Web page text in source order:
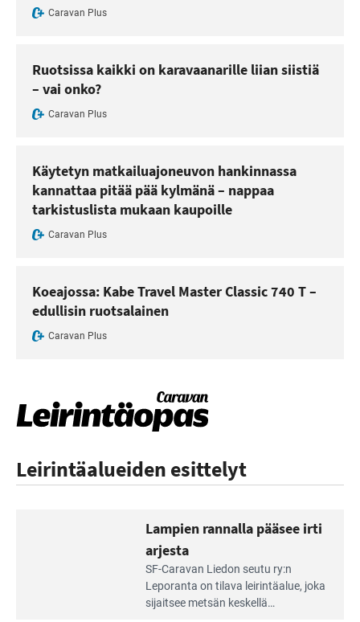
Caravan Plus
Ruotsissa kaikki on karavaanarille liian siistiä
– vai onko?
Caravan Plus
Käytetyn matkailuajoneuvon hankinnassa
kannattaa pitää pää kylmänä – nappaa
tarkistuslista mukaan kaupoille
Caravan Plus
Koeajossa: Kabe Travel Master Classic 740 T –
edullisin ruotsalainen
Caravan Plus
Leirintäalueiden esittelyt
Lampien rannalla pääsee irti
arjesta
SF-Caravan Liedon seutu ry:n
Leporanta on tilava leirintäalue, joka
sijaitsee metsän kes­kellä